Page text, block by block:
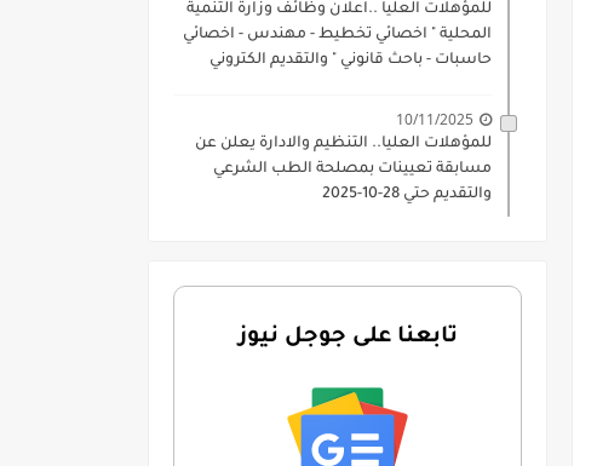
للمؤهلات العليا ..اعلان وظائف وزارة التنمية
المحلية " اخصائي تخطيط - مهندس - اخصائي
حاسبات - باحث قانوني " والتقديم الكتروني
10/11/2025
للمؤهلات العليا.. التنظيم والادارة يعلن عن
مسابقة تعيينات بمصلحة الطب الشرعي
والتقديم حتي 28-10-2025
تابعنا على جوجل نيوز